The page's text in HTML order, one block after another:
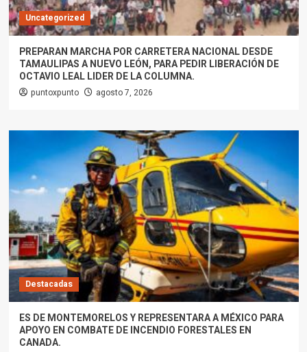
Uncategorized
PREPARAN MARCHA POR CARRETERA NACIONAL DESDE
TAMAULIPAS A NUEVO LEÓN, PARA PEDIR LIBERACIÓN DE
OCTAVIO LEAL LIDER DE LA COLUMNA.
puntoxpunto agosto 7, 2026
Destacadas
ES DE MONTEMORELOS Y REPRESENTARA A MÉXICO PARA
APOYO EN COMBATE DE INCENDIO FORESTALES EN
CANADA.